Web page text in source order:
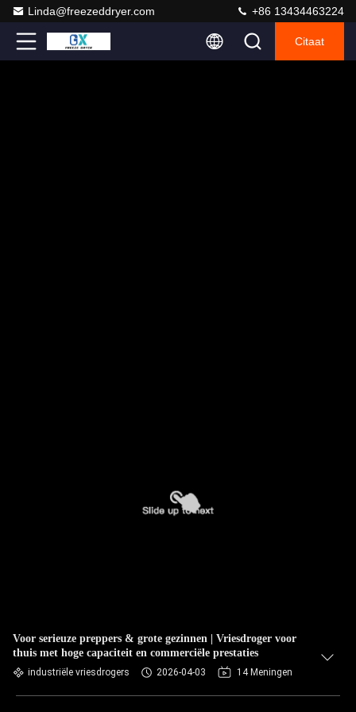
Linda@freezeddryer.com +86 13434463224
Citaat
Voor serieuze preppers & grote gezinnen | Vriesdroger voor
thuis met hoge capaciteit en commerciële prestaties
industriële vriesdrogers 2026-04-03 14 Meningen